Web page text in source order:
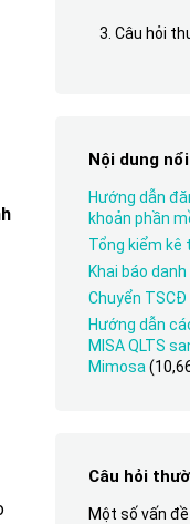
3. Câu hỏi
Nội dung
Hướng dẫn
khoản phần
Tổng kiểm kê
Khai báo
Chuyển TSCĐ
Hướng dẫn
MISA QLTS
Mimosa
Câu hỏi
Một số vấn